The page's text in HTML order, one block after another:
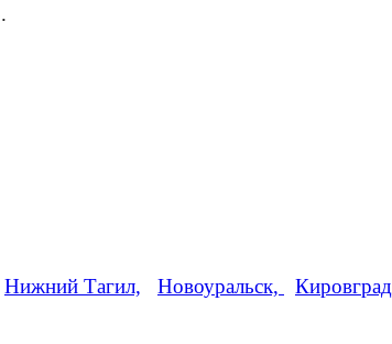
Нижний Тагил, Новоуральск,